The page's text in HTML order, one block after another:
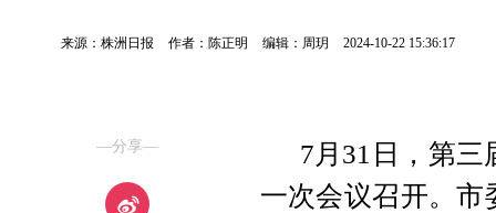
来源：株洲日报 作者：陈正明 编辑：周玥 2024-10-22 15:36:17
—分享—
7月31日，第
一次会议召开。